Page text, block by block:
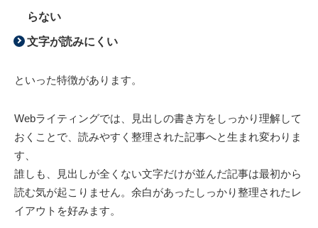
らない
文字が読みにくい
といった特徴があります。
Webライティングでは、見出しの書き方をしっかり理解して
おくことで、読みやすく整理された記事へと生まれ変わりま
す、
誰しも、見出しが全くない文字だけが並んだ記事は最初から
読む気が起こりません。余白があったしっかり整理されたレ
イアウトを好みます。